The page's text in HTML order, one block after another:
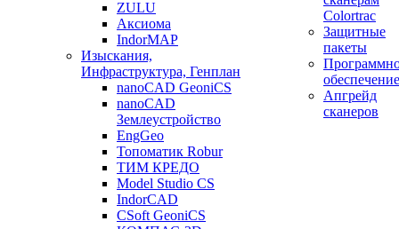
ZULU
Аксиома
IndorMAP
Изыскания,
Инфраструктура, Генплан
nanoCAD GeoniCS
nanoCAD
Землеустройство
EngGeo
Топоматик Robur
ТИМ КРЕДО
Model Studio CS
IndorCAD
CSoft GeoniCS
Colortrac
Защитные
пакеты
обеспечение
Апгрейд
сканеров